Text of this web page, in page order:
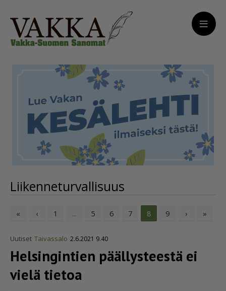
Liikenneturvallisuus
« ‹ 1 ... 5 6 7 8 9 › »
Uutiset Taivassalo 2.6.2021 9.40
Helsingintien päällysteestä ei
vielä tietoa